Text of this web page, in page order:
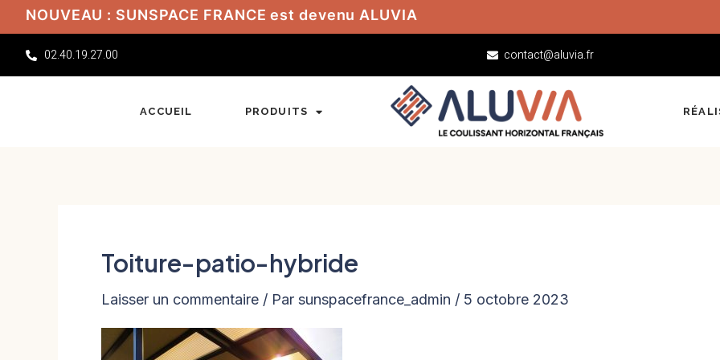
Aller
au
contenu
NOUVEAU : SUNSPACE FRANCE est devenu ALUVIA
02.40.19.27.00 contact@aluvia.fr
ACCUEIL PRODUITS
Toiture-patio-hybride
Laisser un commentaire / Par sunspacefrance_admin / 5 octobre 2023